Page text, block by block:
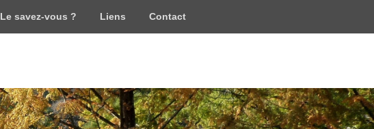
Le savez-vous ? Liens Contact